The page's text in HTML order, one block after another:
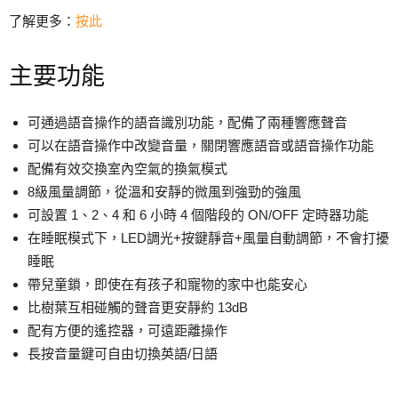
了解更多： 按此
主要功能
可通過語音操作的語音識別功能，配備了兩種響應聲音
可以在語音操作中改變音量，關閉響應語音或語音操作功能
配備有效交換室內空氣的換氣模式
8級風量調節，從溫和安靜的微風到強勁的強風
可設置 1、2、4 和 6 小時 4 個階段的 ON/OFF 定時器功能
在睡眠模式下，LED調光+按鍵靜音+風量自動調節，不會打擾
睡眠
帶兒童鎖，即使在有孩子和寵物的家中也能安心
比樹葉互相碰觸的聲音更安靜約 13dB
配有方便的遙控器，可遠距離操作
長按音量鍵可自由切換英語/日語